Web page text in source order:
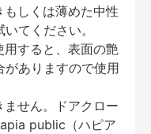
しくは薄めた中性
てください。
すると、表面の艶
がありますので使用
せん。ドアクロー
public（ハピア